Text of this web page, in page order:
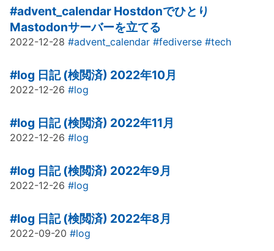
#advent_calendar Hostdonでひとり
Mastodonサーバーを立てる
2022-12-28 #advent_calendar #fediverse #tech
#log 日記 (検閲済) 2022年10月
2022-12-26 #log
#log 日記 (検閲済) 2022年11月
2022-12-26 #log
#log 日記 (検閲済) 2022年9月
2022-12-26 #log
#log 日記 (検閲済) 2022年8月
2022-09-20 #log